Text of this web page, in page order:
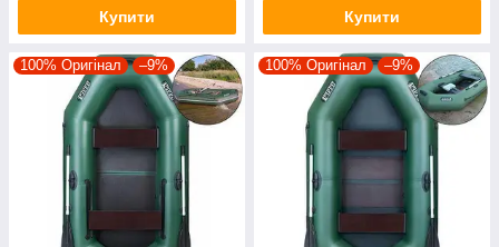
Купити Купити
100% Оригінал –9% 100% Оригінал –9%